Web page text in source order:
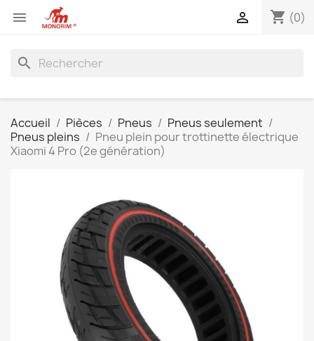
 shopping_cart (0)

search
Accueil Pièces Pneus
Pneus seulement
Pneus pleins
Pneu plein pour trottinette électrique
Xiaomi 4 Pro (2e génération)